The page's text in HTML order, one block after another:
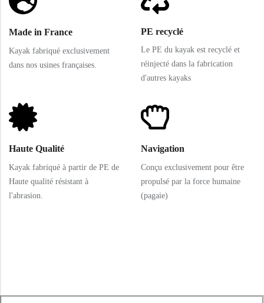
Made in France
Kayak fabriqué exclusivement
dans nos usines françaises.
PE recyclé
Le PE du kayak est recyclé et
réinjecté dans la fabrication
d'autres kayaks
Haute Qualité
Kayak fabriqué à partir de PE de
Haute qualité résistant à
l'abrasion.
Navigation
Conçu exclusivement pour être
propulsé par la force humaine
(pagaie)